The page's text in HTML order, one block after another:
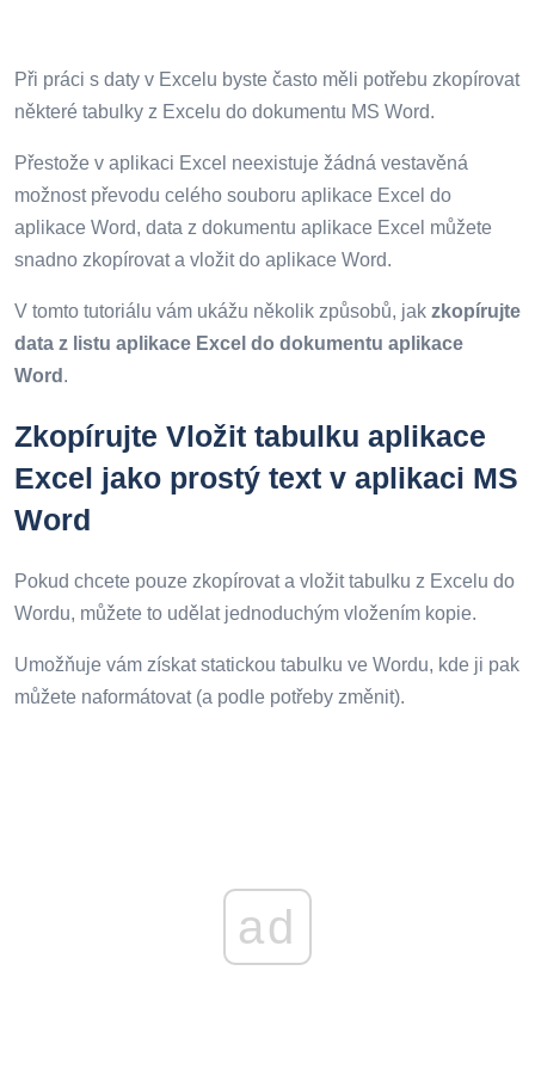
Při práci s daty v Excelu byste často měli potřebu zkopírovat
některé tabulky z Excelu do dokumentu MS Word.
Přestože v aplikaci Excel neexistuje žádná vestavěná
možnost převodu celého souboru aplikace Excel do
aplikace Word, data z dokumentu aplikace Excel můžete
snadno zkopírovat a vložit do aplikace Word.
V tomto tutoriálu vám ukážu několik způsobů, jak zkopírujte
data z listu aplikace Excel do dokumentu aplikace
Word .
Zkopírujte Vložit tabulku aplikace
Excel jako prostý text v aplikaci MS
Word
Pokud chcete pouze zkopírovat a vložit tabulku z Excelu do
Wordu, můžete to udělat jednoduchým vložením kopie.
Umožňuje vám získat statickou tabulku ve Wordu, kde ji pak
můžete naformátovat (a podle potřeby změnit).
ad